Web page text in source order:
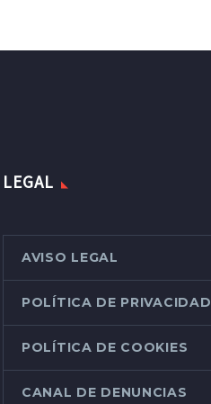
LEGAL
AVISO LEGAL
POLÍTICA DE PRIVACIDAD
POLÍTICA DE COOKIES
CANAL DE DENUNCIAS